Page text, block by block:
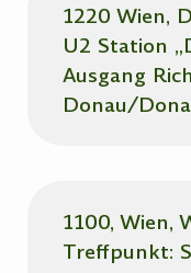
1220 Wien,
U2 Station
Ausgang
Donau/
1100, Wien,
Treffpunkt: